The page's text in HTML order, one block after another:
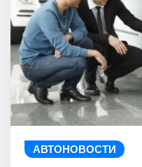
АВТОНОВОСТИ